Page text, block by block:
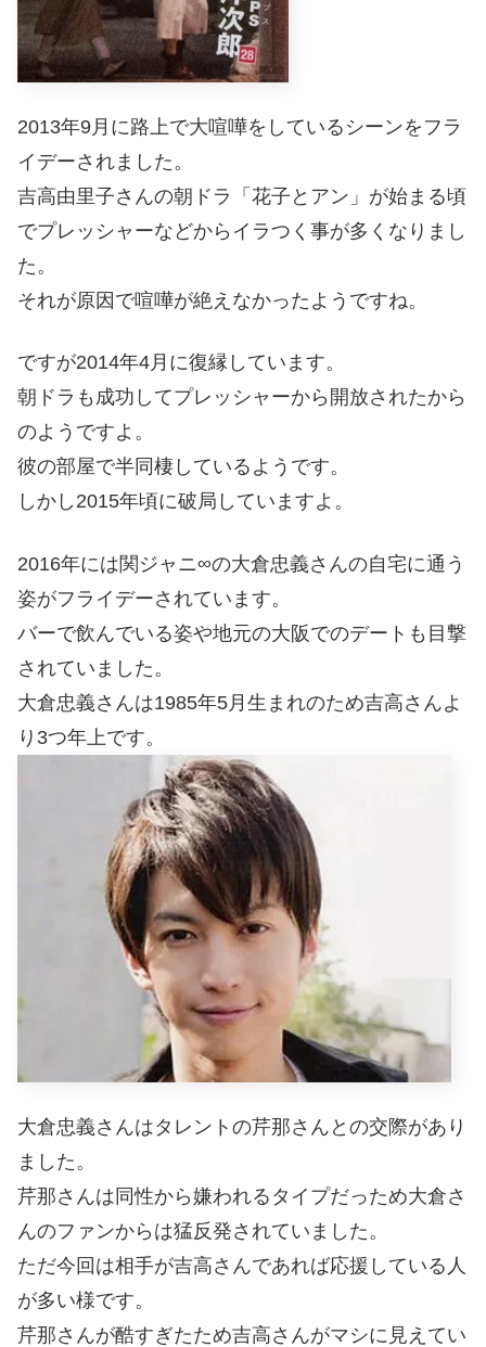
2013年9月に路上で大喧嘩をしているシーンをフラ
イデーされました。
吉高由里子さんの朝ドラ「花子とアン」が始まる頃
でプレッシャーなどからイラつく事が多くなりまし
た。
それが原因で喧嘩が絶えなかったようですね。
ですが2014年4月に復縁しています。
朝ドラも成功してプレッシャーから開放されたから
のようですよ。
彼の部屋で半同棲しているようです。
しかし2015年頃に破局していますよ。
2016年には関ジャニ∞の大倉忠義さんの自宅に通う
姿がフライデーされています。
バーで飲んでいる姿や地元の大阪でのデートも目撃
されていました。
大倉忠義さんは1985年5月生まれのため吉高さんよ
り3つ年上です。
大倉忠義さんはタレントの芹那さんとの交際があり
ました。
芹那さんは同性から嫌われるタイプだっため大倉さ
んのファンからは猛反発されていました。
ただ今回は相手が吉高さんであれば応援している人
が多い様です。
芹那さんが酷すぎたため吉高さんがマシに見えてい